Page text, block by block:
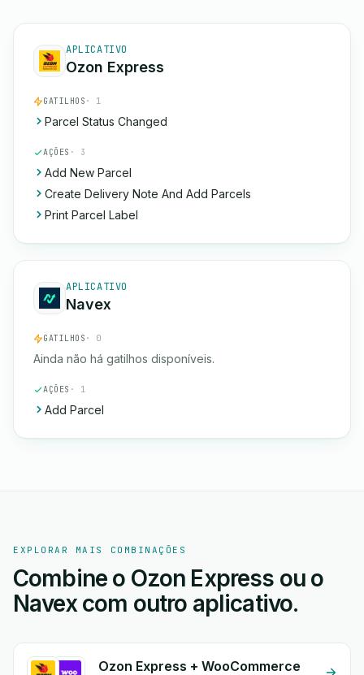
APLICATIVO
Ozon Express
GATILHOS · 1
Parcel Status Changed
AÇÕES · 3
Add New Parcel
Create Delivery Note And Add Parcels
Print Parcel Label
APLICATIVO
Navex
GATILHOS · 0
Ainda não há gatilhos disponíveis.
AÇÕES · 1
Add Parcel
EXPLORAR MAIS COMBINAÇÕES
Combine o Ozon Express ou o
Navex com outro aplicativo.
Ozon Express + WooCommerce